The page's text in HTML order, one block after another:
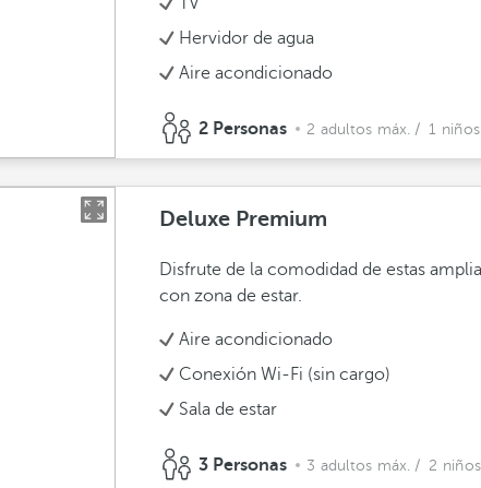
Hervidor de agua
Aire acondicionado
2 Personas 2 adultos máx. / 1
Deluxe Premium
Disfrute de la comodidad de estas
con zona de estar.
Aire acondicionado
Conexión Wi-Fi (sin cargo)
Sala de estar
3 Personas 3 adultos máx. / 2